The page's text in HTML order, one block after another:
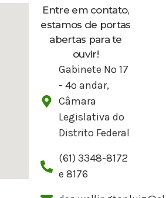
Entre em contato,
estamos de portas
abertas para te
ouvir!
Gabinete Nº 17
- 4º andar,
Câmara
Legislativa do
Distrito Federal
(61) 3348-8172
e 8176